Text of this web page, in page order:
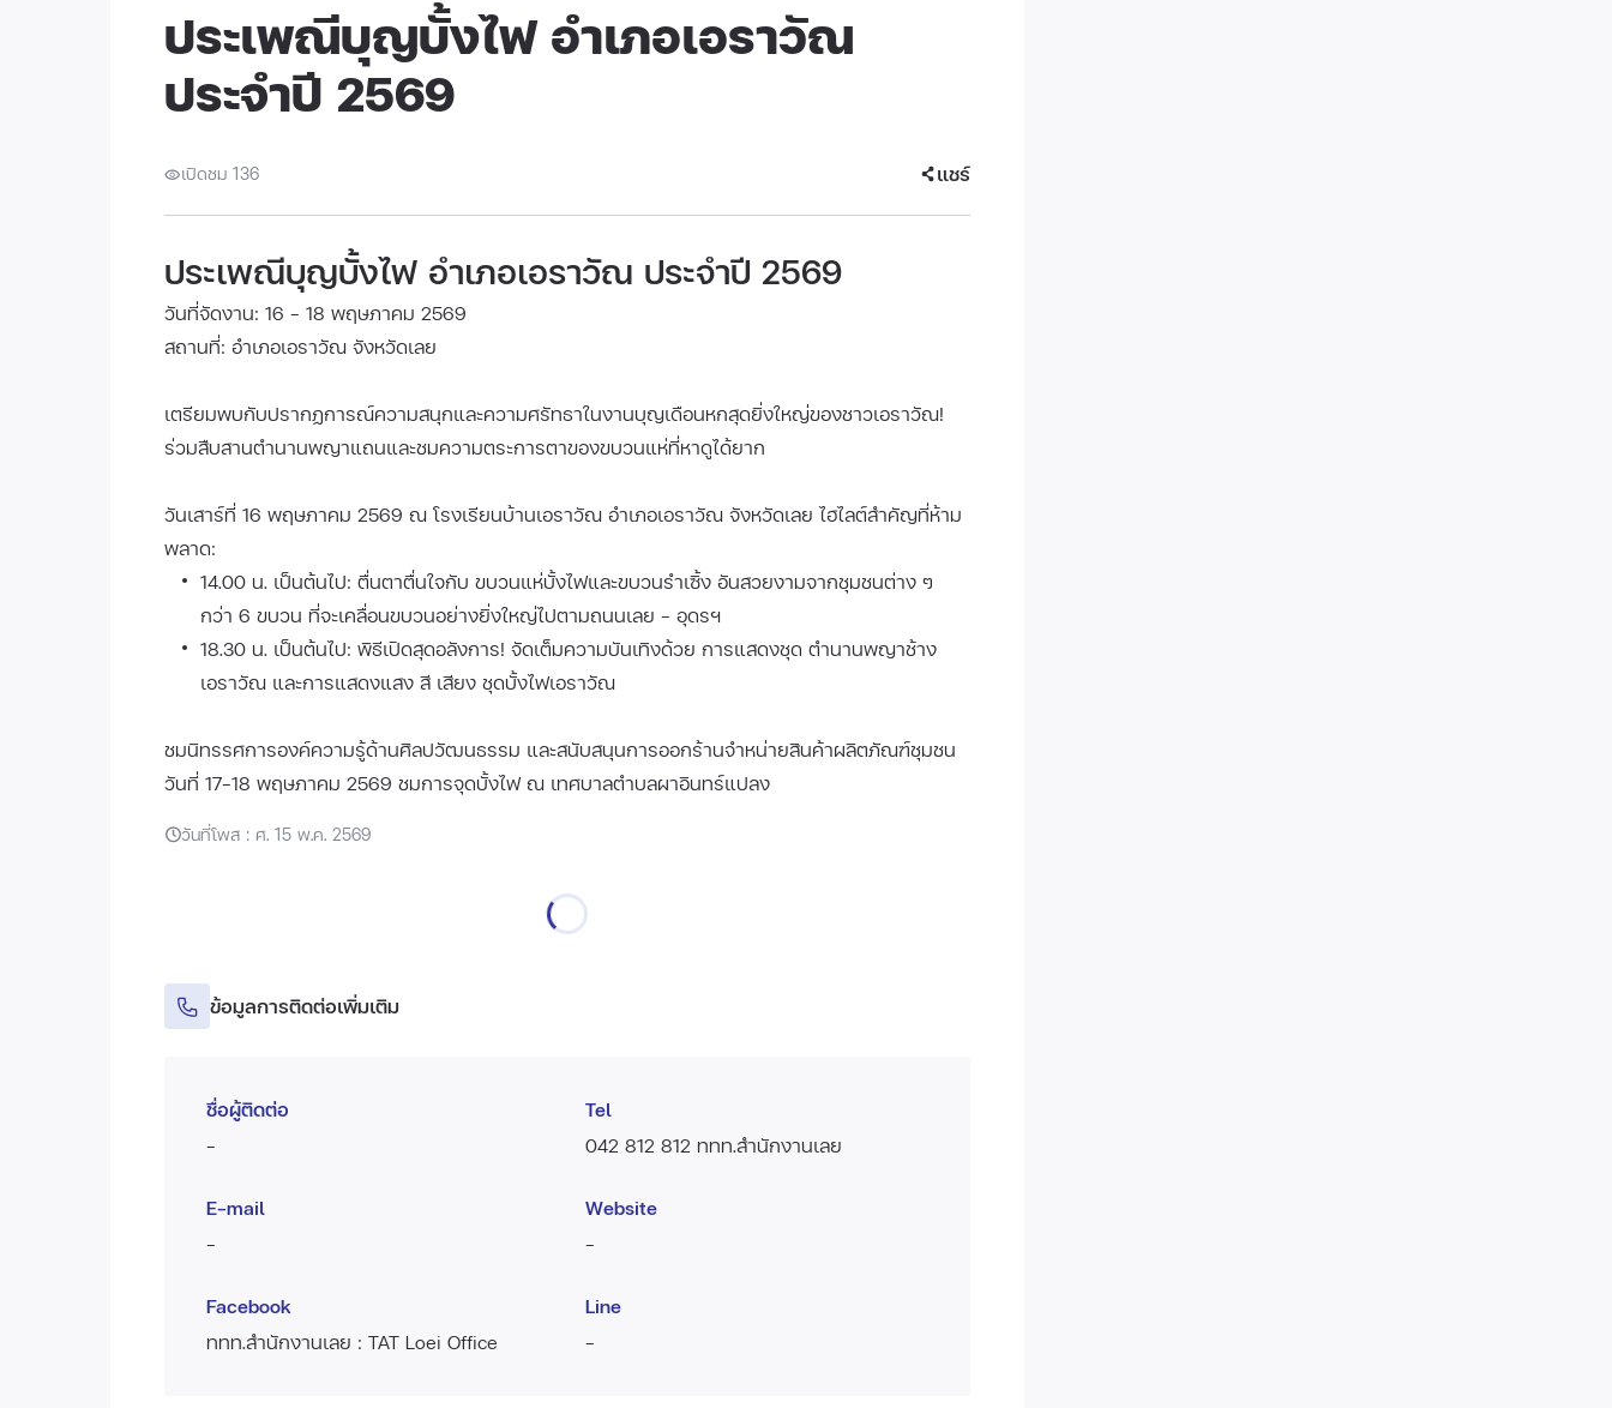
ประเพณีบุญบั้งไฟ อำเภอเอราวัณ
ประจำปี 2569
เปิดชม 136 แชร์
ประเพณีบุญบั้งไฟ อำเภอเอราวัณ ประจำปี 2569
วันที่จัดงาน: 16 - 18 พฤษภาคม 2569
สถานที่: อำเภอเอราวัณ จังหวัดเลย
เตรียมพบกับปรากฏการณ์ความสนุกและความศรัทธาในงานบุญเดือนหกสุดยิ่งใหญ่ของชาวเอราวัณ!
ร่วมสืบสานตำนานพญาแถนและชมความตระการตาของขบวนแห่ที่หาดูได้ยาก
วันเสาร์ที่ 16 พฤษภาคม 2569 ณ โรงเรียนบ้านเอราวัณ อำเภอเอราวัณ จังหวัดเลย ไฮไลต์สำคัญที่ห้าม
พลาด:
14.00 น. เป็นต้นไป: ตื่นตาตื่นใจกับ ขบวนแห่บั้งไฟและขบวนรำเซิ้ง อันสวยงามจากชุมชนต่าง ๆ
กว่า 6 ขบวน ที่จะเคลื่อนขบวนอย่างยิ่งใหญ่ไปตามถนนเลย - อุดรฯ
18.30 น. เป็นต้นไป: พิธีเปิดสุดอลังการ! จัดเต็มความบันเทิงด้วย การแสดงชุด ตำนานพญาช้าง
เอราวัณ และการแสดงแสง สี เสียง ชุดบั้งไฟเอราวัณ
ชมนิทรรศการองค์ความรู้ด้านศิลปวัฒนธรรม และสนับสนุนการออกร้านจำหน่ายสินค้าผลิตภัณฑ์ชุมชน
วันที่ 17-18 พฤษภาคม 2569 ชมการจุดบั้งไฟ ณ เทศบาลตำบลผาอินทร์แปลง
วันที่โพส : ศ. 15 พ.ค. 2569
ข้อมูลการติดต่อเพิ่มเติม
ชื่อผู้ติดต่อ
-
Tel
042 812 812 ททท.สำนักงานเลย
E-mail
-
Website
-
Facebook
ททท.สำนักงานเลย : TAT Loei Office
Line
-